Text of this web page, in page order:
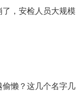
，安检人员大规模
懒？这几个名字几